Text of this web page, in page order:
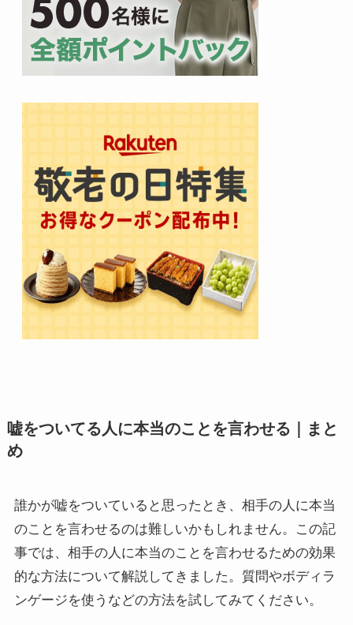
嘘をついてる人に本当のことを言わせる｜まと
め
誰かが嘘をついていると思ったとき、相手の人に本当
のことを言わせるのは難しいかもしれません。この記
事では、相手の人に本当のことを言わせるための効果
的な方法について解説してきました。質問やボディラ
ンゲージを使うなどの方法を試してみてください。